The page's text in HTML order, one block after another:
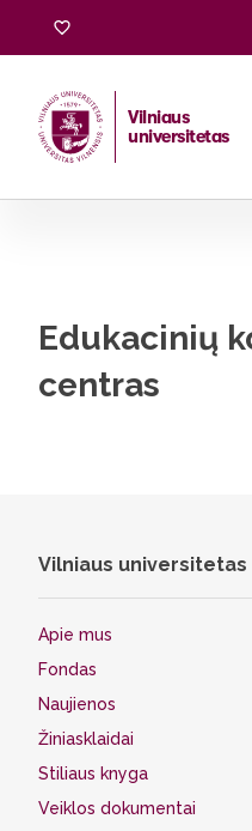
Vilniaus
universitetas
Edukacinių
centras
Vilniaus universitetas
Apie mus
Fondas
Naujienos
Žiniasklaidai
Stiliaus knyga
Veiklos dokumentai